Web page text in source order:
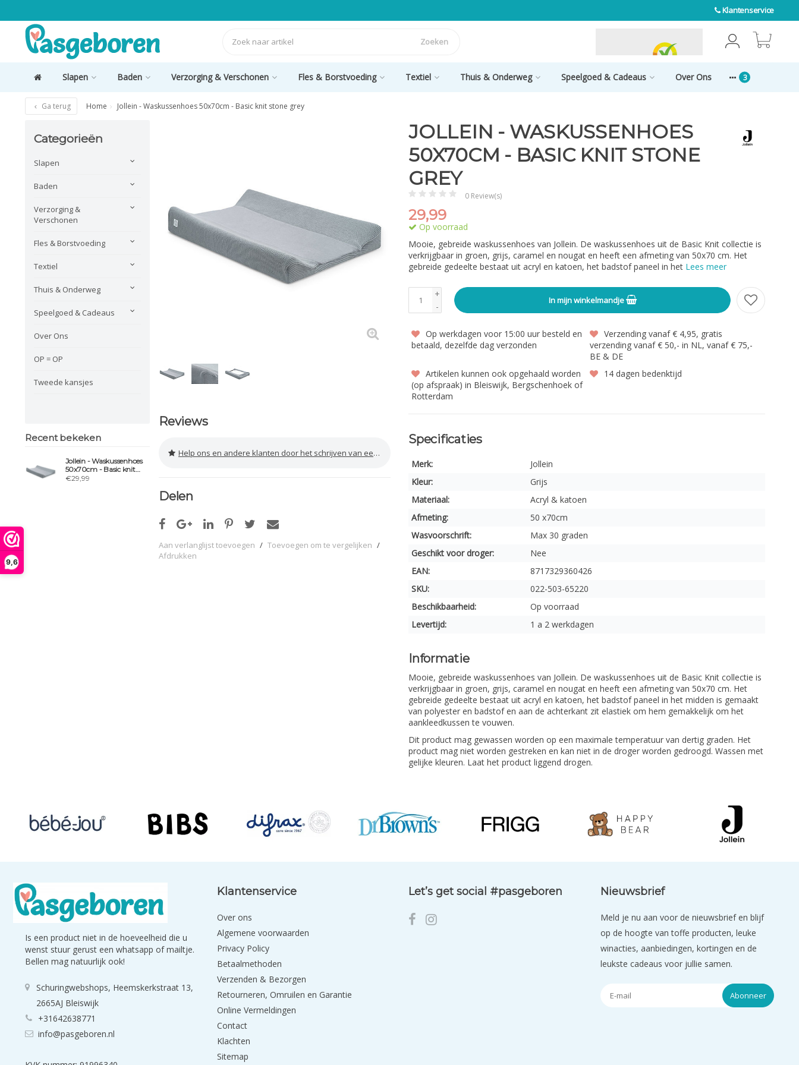
9,6
Klantenservice
Zoeken
Slapen Baden Verzorging & Verschonen Fles & Borstvoeding Textiel Thuis & Onderweg Speelgoed & Cadeaus Over Ons
Ga terug Home Jollein - Waskussenhoes 50x70cm - Basic knit stone grey
Categorieën
Slapen
Baden
Verzorging &
Verschonen
Fles & Borstvoeding
Textiel
Thuis & Onderweg
Speelgoed & Cadeaus
Over Ons
OP = OP
Tweede kansjes
Recent bekeken
Jollein - Waskussenhoes
50x70cm - Basic knit
stone grey
€29,99
Reviews
Help ons en andere klanten door het schrijven van een review
Delen
Aan verlanglijst toevoegen / Toevoegen om te vergelijken /
Afdrukken
JOLLEIN - WASKUSSENHOES
50X70CM - BASIC KNIT STONE
GREY
0 Review(s)
29,99
Op voorraad
Mooie, gebreide waskussenhoes van Jollein. De waskussenhoes uit de Basic Knit collectie is
verkrijgbaar in groen, grijs, caramel en nougat en heeft een afmeting van 50x70 cm. Het
gebreide gedeelte bestaat uit acryl en katoen, het badstof paneel in het Lees meer
+
-
In mijn winkelmandje
Op werkdagen voor 15:00 uur besteld en
betaald, dezelfde dag verzonden
Verzending vanaf € 4,95, gratis
verzending vanaf € 50,- in NL, vanaf € 75,-
BE & DE
Artikelen kunnen ook opgehaald worden
(op afspraak) in Bleiswijk, Bergschenhoek of
Rotterdam
14 dagen bedenktijd
Specificaties
Merk:
Jollein
Kleur:
Grijs
Materiaal:
Acryl & katoen
Afmeting:
50 x70cm
Wasvoorschrift:
Max 30 graden
Geschikt voor droger:
Nee
EAN:
8717329360426
SKU:
022-503-65220
Beschikbaarheid:
Op voorraad
Levertijd:
1 a 2 werkdagen
Informatie
Mooie, gebreide waskussenhoes van Jollein. De waskussenhoes uit de Basic Knit collectie is
verkrijgbaar in groen, grijs, caramel en nougat en heeft een afmeting van 50x70 cm. Het
gebreide gedeelte bestaat uit acryl en katoen, het badstof paneel in het midden is gemaakt
van polyester en badstof en aan de achterkant zit elastiek om hem gemakkelijk om het
aankleedkussen te vouwen.
Dit product mag gewassen worden op een maximale temperatuur van dertig graden. Het
product mag niet worden gestreken en kan niet in de droger worden gedroogd. Wassen met
gelijke kleuren. Laat het product liggend drogen.
Is een product niet in de hoeveelheid die u
wenst stuur gerust een whatsapp of mailtje.
Bellen mag natuurlijk ook!
Schuringwebshops, Heemskerkstraat 13,
2665AJ Bleiswijk
+31642638771
info@pasgeboren.nl
Klantenservice
Over ons
Algemene voorwaarden
Privacy Policy
Betaalmethoden
Verzenden & Bezorgen
Retourneren, Omruilen en Garantie
Online Vermeldingen
Contact
Klachten
Sitemap
Let’s get social #pasgeboren Nieuwsbrief
Meld je nu aan voor de nieuwsbrief en blijf
op de hoogte van toffe producten, leuke
winacties, aanbiedingen, kortingen en de
leukste cadeaus voor jullie samen.
Abonneer